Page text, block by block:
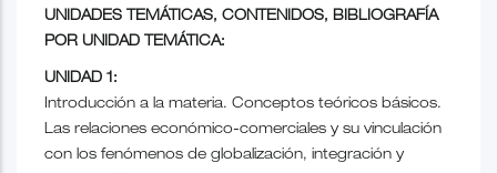
UNIDADES TEMÁTICAS, CONTENIDOS, BIBLIOGRAFÍA
POR UNIDAD TEMÁTICA:
UNIDAD 1:
Introducción a la materia. Conceptos teóricos básicos.
Las relaciones económico-comerciales y su vinculación
con los fenómenos de globalización, integración y